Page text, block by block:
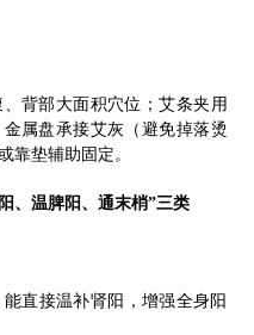
背部大面积穴位；艾条夹用
属盘承接艾灰（避免掉落烫
靠垫辅助固定。
、温脾阳、通末梢”三类
直接温补肾阳，增强全身阳